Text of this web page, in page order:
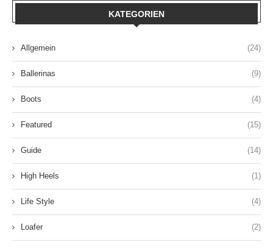
KATEGORIEN
Allgemein (24)
Ballerinas (9)
Boots (4)
Featured (15)
Guide (14)
High Heels (1)
Life Style (4)
Loafer (2)